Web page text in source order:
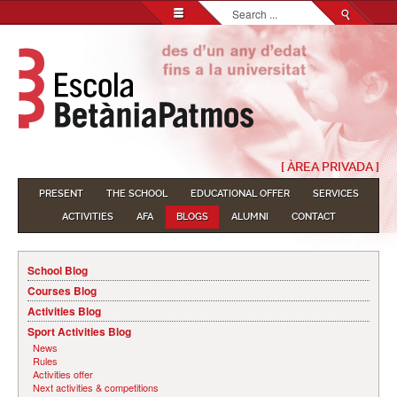
Search...
[ ÀREA PRIVADA ]
PRESENT THE SCHOOL EDUCATIONAL OFFER
SERVICES
ACTIVITIES
AFA BLOGS ALUMNI CONTACT
School Blog
Courses Blog
Activities Blog
Sport Activities Blog
News
Rules
Activities offer
Next activities & competitions